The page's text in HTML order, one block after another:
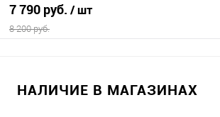
7 790 руб. / шт
8 200 руб.
НАЛИЧИЕ В МАГАЗИНАХ